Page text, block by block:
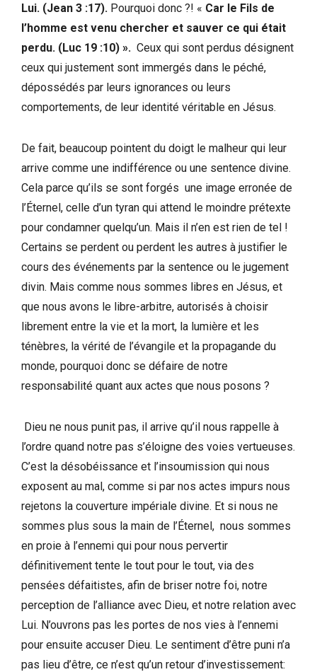
Lui. (Jean 3 :17). Pourquoi donc ?! « Car le Fils de
l’homme est venu chercher et sauver ce qui était
perdu. (Luc 19 :10) ». Ceux qui sont perdus désignent
ceux qui justement sont immergés dans le péché,
dépossédés par leurs ignorances ou leurs
comportements, de leur identité véritable en Jésus.
De fait, beaucoup pointent du doigt le malheur qui leur
arrive comme une indifférence ou une sentence divine.
Cela parce qu’ils se sont forgés une image erronée de
l’Éternel, celle d’un tyran qui attend le moindre prétexte
pour condamner quelqu’un. Mais il n’en est rien de tel !
Certains se perdent ou perdent les autres à justifier le
cours des événements par la sentence ou le jugement
divin. Mais comme nous sommes libres en Jésus, et
que nous avons le libre-arbitre, autorisés à choisir
librement entre la vie et la mort, la lumière et les
ténèbres, la vérité de l’évangile et la propagande du
monde, pourquoi donc se défaire de notre
responsabilité quant aux actes que nous posons ?
Dieu ne nous punit pas, il arrive qu’il nous rappelle à
l’ordre quand notre pas s’éloigne des voies vertueuses.
C’est la désobéissance et l’insoumission qui nous
exposent au mal, comme si par nos actes impurs nous
rejetons la couverture impériale divine. Et si nous ne
sommes plus sous la main de l’Éternel, nous sommes
en proie à l’ennemi qui pour nous pervertir
définitivement tente le tout pour le tout, via des
pensées défaitistes, afin de briser notre foi, notre
perception de l’alliance avec Dieu, et notre relation avec
Lui. N’ouvrons pas les portes de nos vies à l’ennemi
pour ensuite accuser Dieu. Le sentiment d’être puni n’a
pas lieu d’être, ce n’est qu’un retour d’investissement: